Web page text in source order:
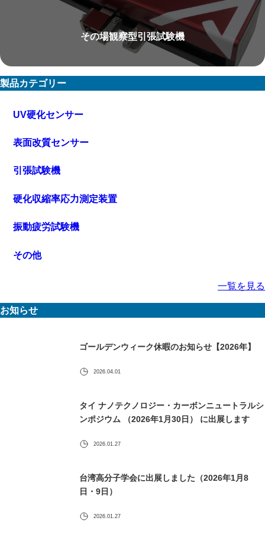
その場観察型引張試験機
製品カテゴリー
UV硬化センサー
表面改質センサー
引張試験機
硬化収縮率応力測定装置
振動疲労試験機
その他
一覧を見る
お知らせ
ゴールデンウィーク休暇のお知らせ【2026年】
2026.04.01
タイ ナノテクノロジー・カーボンニュートラルシ
ンポジウム （2026年1月30日） に出展します
2026.01.27
台湾高分子学会に出展しました（2026年1月8
日・9日）
2026.01.27